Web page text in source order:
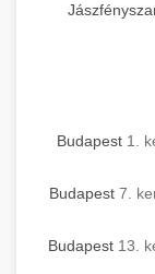
Budapest 1.
Budapest 7.
Budapest 13.